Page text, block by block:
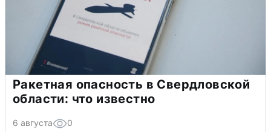
Ракетная опасность в Свердловской
области: что известно
6 августа 0